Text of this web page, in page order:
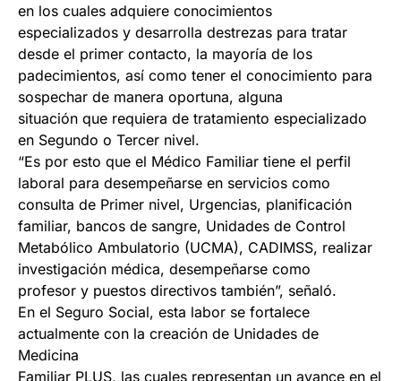
en los cuales adquiere conocimientos
especializados y desarrolla destrezas para tratar
desde el primer contacto, la mayoría de los
padecimientos, así como tener el conocimiento para
sospechar de manera oportuna, alguna
situación que requiera de tratamiento especializado
en Segundo o Tercer nivel.
“Es por esto que el Médico Familiar tiene el perfil
laboral para desempeñarse en servicios como
consulta de Primer nivel, Urgencias, planificación
familiar, bancos de sangre, Unidades de Control
Metabólico Ambulatorio (UCMA), CADIMSS, realizar
investigación médica, desempeñarse como
profesor y puestos directivos también”, señaló.
En el Seguro Social, esta labor se fortalece
actualmente con la creación de Unidades de
Medicina
Familiar PLUS, las cuales representan un avance en el